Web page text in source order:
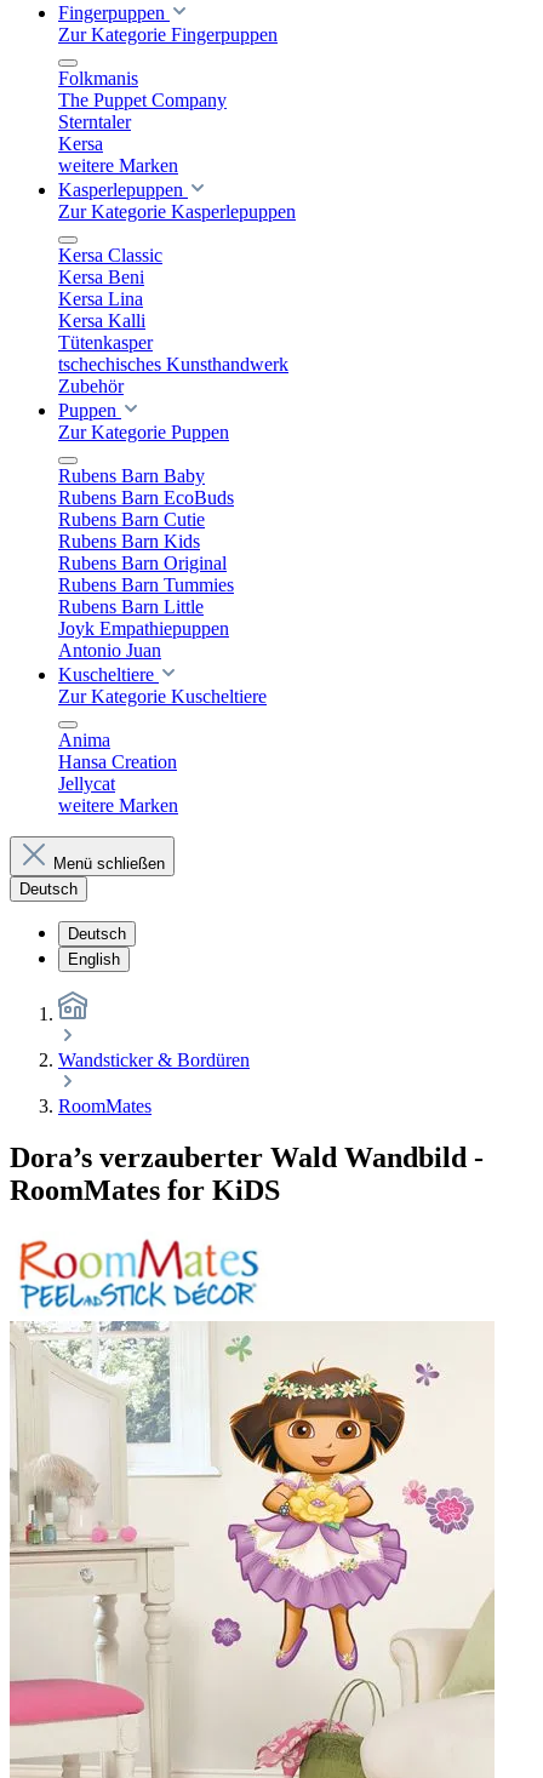
Fingerpuppen
Zur Kategorie Fingerpuppen
Folkmanis
The Puppet Company
Sterntaler
Kersa
weitere Marken
Kasperlepuppen
Zur Kategorie Kasperlepuppen
Kersa Classic
Kersa Beni
Kersa Lina
Kersa Kalli
Tütenkasper
tschechisches Kunsthandwerk
Zubehör
Puppen
Zur Kategorie Puppen
Rubens Barn Baby
Rubens Barn EcoBuds
Rubens Barn Cutie
Rubens Barn Kids
Rubens Barn Original
Rubens Barn Tummies
Rubens Barn Little
Joyk Empathiepuppen
Antonio Juan
Kuscheltiere
Zur Kategorie Kuscheltiere
Anima
Hansa Creation
Jellycat
weitere Marken
Menü schließen
Deutsch
Deutsch
English
Wandsticker & Bordüren
RoomMates
Dora’s verzauberter Wald Wandbild -
RoomMates for KiDS